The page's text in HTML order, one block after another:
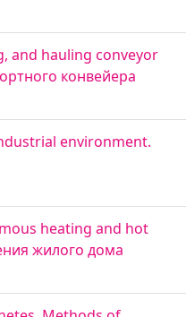
and hauling conveyor
конвейера
environment.
heating and hot
жилого дома